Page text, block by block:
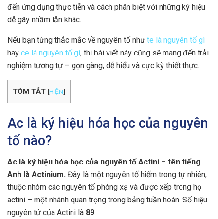
đến ứng dụng thực tiễn và cách phân biệt với những ký hiệu
dễ gây nhầm lẫn khác.
Nếu bạn từng thắc mắc về nguyên tố như te là nguyên tố gì
hay ce là nguyên tố gì, thì bài viết này cũng sẽ mang đến trải
nghiệm tương tự – gọn gàng, dễ hiểu và cực kỳ thiết thực.
TÓM TẮT [HIỆN]
Ac là ký hiệu hóa học của nguyên
tố nào?
Ac là ký hiệu hóa học của nguyên tố Actini – tên tiếng
Anh là Actinium. Đây là một nguyên tố hiếm trong tự nhiên,
thuộc nhóm các nguyên tố phóng xạ và được xếp trong họ
actini – một nhánh quan trọng trong bảng tuần hoàn. Số hiệu
nguyên tử của Actini là 89.